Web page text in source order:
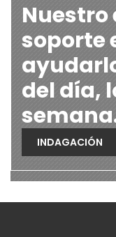
Nuestro
soporte
del día,
INDAGACIÓN